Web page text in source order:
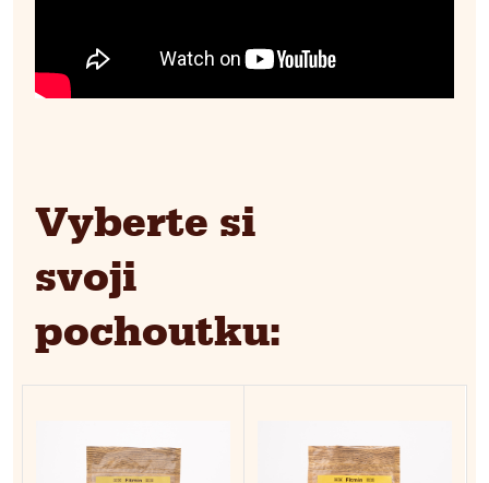
Vyberte si
svoji
pochoutku: